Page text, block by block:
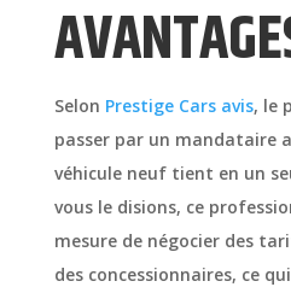
Selon Prestige Cars avis, le
passer par un mandataire
véhicule neuf tient en un
vous le disions, ce
mesure de négocier des
des concessionnaires, ce